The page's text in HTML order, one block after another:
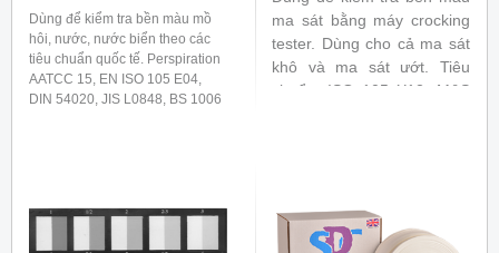
Dùng để kiểm tra bền màu mồ
hôi, nước, nước biển theo các
tiêu chuẩn quốc tế. Perspiration
AATCC 15, EN ISO 105 E04,
DIN 54020, JIS L0848, BS 1006
1006 E02 Polyvinyl Chloride
ma sát bằng máy crocking
tester. Dùng cho cả ma sát
khô và ma sát ướt. Tiêu
chuẩn: ISO 105 X12, M&S